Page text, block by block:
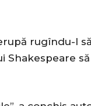
rugîndu-l
Shakespeare